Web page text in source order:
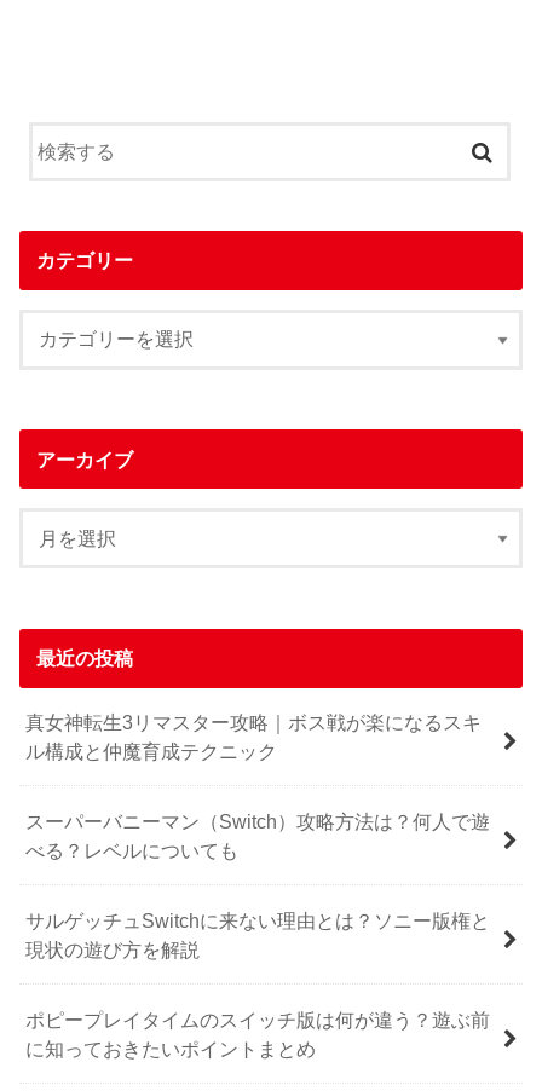
カテゴリー
アーカイブ
最近の投稿
真女神転生3リマスター攻略｜ボス戦が楽になるスキ
ル構成と仲魔育成テクニック
スーパーバニーマン（Switch）攻略方法は？何人で遊
べる？レベルについても
サルゲッチュSwitchに来ない理由とは？ソニー版権と
現状の遊び方を解説
ポピープレイタイムのスイッチ版は何が違う？遊ぶ前
に知っておきたいポイントまとめ